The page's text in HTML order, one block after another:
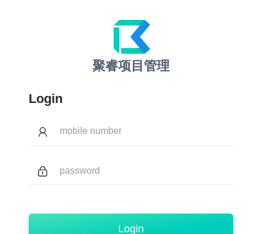
聚睿项目管理
Login
Login